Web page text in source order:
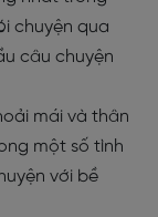
chuyện qua
câu chuyện
mái và thân
một số tình
với bề